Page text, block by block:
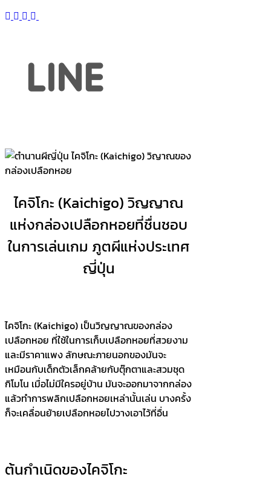
ไคจิโกะ (Kaichigo) วิญญาณ
แห่งกล่องเปลือกหอยที่ชื่นชอบ
ในการเล่นเกม ภูตผีแห่งประเทศ
ญี่ปุ่น
ไคจิโกะ (Kaichigo) เป็นวิญญาณของกล่อง
เปลือกหอย ที่ใช้ในการเก็บเปลือกหอยที่สวยงาม
และมีราคาแพง ลักษณะภายนอกของมันจะ
เหมือนกับเด็กตัวเล็กคล้ายกับตุ๊กตาและสวมชุด
กิโมโน เมื่อไม่มีใครอยู่บ้าน มันจะออกมาจากกล่อง
แล้วทำการพลิกเปลือกหอยเหล่านั้นเล่น บางครั้ง
ก็จะเคลื่อนย้ายเปลือกหอยไปวางเอาไว้ที่อื่น
ต้นกำเนิดของไคจิโกะ